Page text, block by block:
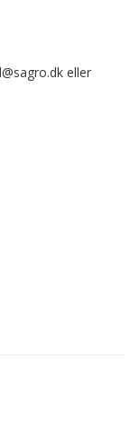
eller